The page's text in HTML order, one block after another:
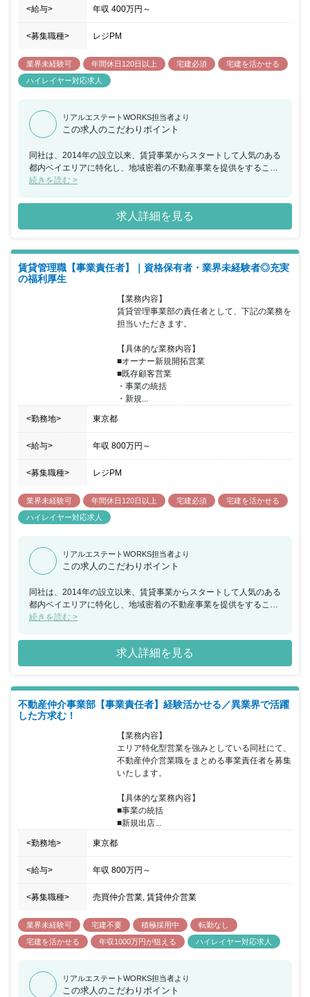
<給与> 年収 400万円 ～
<募集職種> レジPM
業界未経験可 年間休日120日以上 宅建必須
宅建を活かせる
ハイレイヤー対応求人
リアルエステートWORKS担当者より
この求人のこだわりポイント
同社は、2014年の設立以来、賃貸事業からスタートして人気のある
都内ベイエリアに特化し、地域密着の不動産事業を提供をすること
で成長してまいりました。多種多様な商材を扱える『総合不動産』
ティ）など事業を多角化し、売上は8年連続で上昇中です。今回、
賃貸管理営業職のサブマネージメントポジションとして経験豊富な
方を採用し、賃貸物件のオーナー様や入居者様へ満足度の高いサー
いと考えております。また、給与面や休暇、充実の福利厚生など働
きやすい環境も整っており、転職による環境改善やキャリアアップ
を目指している方にとって魅力的な環境です。
続きを読む >
求人詳細を見る
賃貸管理職【事業責任者】｜資格保有者・業界未経験者◎充実
の福利厚生
【業務内容】
賃貸管理事業部の責任者として、下記の業務を
担当いただきます。
【具体的な業務内容】
■オーナー新規開拓営業
■既存顧客営業
・事業の統括
・新規...
<勤務地> 東京都
<給与> 年収 800万円 ～
<募集職種> レジPM
業界未経験可 年間休日120日以上 宅建必須
宅建を活かせる
ハイレイヤー対応求人
リアルエステートWORKS担当者より
この求人のこだわりポイント
同社は、2014年の設立以来、賃貸事業からスタートして人気のある
都内ベイエリアに特化し、地域密着の不動産事業を提供をすること
で成長してまいりました。多種多様な商材を扱える『総合不動産』
ティ）など事業を多角化し、売上は8年連続で上昇中です。今回、
賃貸管理事業部の事業責任者として不動産業界内外で活躍された経
験豊富な方を採用いたします。また、給与面や休暇、充実の福利厚
アアップを目指している方にとって魅力的な環境です。
続きを読む >
求人詳細を見る
不動産仲介事業部【事業責任者】経験活かせる／異業界で活躍
した方求む！
【業務内容】
エリア特化型営業を強みとしている同社にて、
不動産仲介営業職をまとめる事業責任者を募集
いたします。
【具体的な業務内容】
■事業の統括
■新規出店...
<勤務地> 東京都
<給与> 年収 800万円 ～
<募集職種> 売買仲介営業, 賃貸仲介営業
業界未経験可 宅建不要 積極採用中
転勤なし
宅建を活かせる
年収1000万円が狙える ハイレイヤー対応求人
リアルエステートWORKS担当者より
この求人のこだわりポイント